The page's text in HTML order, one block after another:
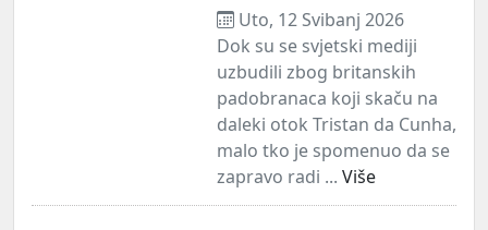
Uto, 12 Svibanj 2026
Dok su se svjetski mediji
uzbudili zbog britanskih
padobranaca koji skaču na
daleki otok Tristan da Cunha,
malo tko je spomenuo da se
zapravo radi ... Više